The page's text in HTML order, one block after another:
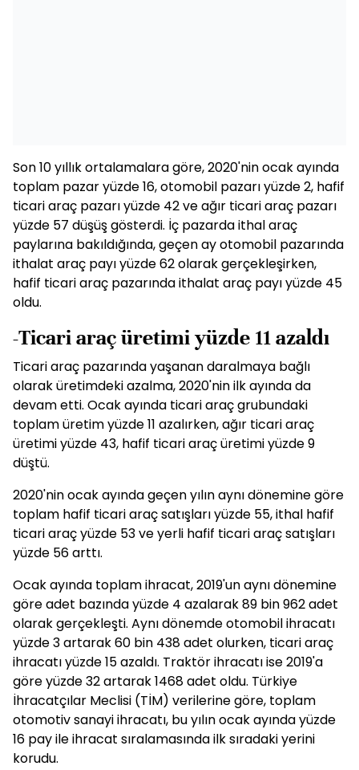
Son 10 yıllık ortalamalara göre, 2020'nin ocak ayında
toplam pazar yüzde 16, otomobil pazarı yüzde 2, hafif
ticari araç pazarı yüzde 42 ve ağır ticari araç pazarı
yüzde 57 düşüş gösterdi. İç pazarda ithal araç
paylarına bakıldığında, geçen ay otomobil pazarında
ithalat araç payı yüzde 62 olarak gerçekleşirken,
hafif ticari araç pazarında ithalat araç payı yüzde 45
oldu.
-Ticari araç üretimi yüzde 11 azaldı
Ticari araç pazarında yaşanan daralmaya bağlı
olarak üretimdeki azalma, 2020'nin ilk ayında da
devam etti. Ocak ayında ticari araç grubundaki
toplam üretim yüzde 11 azalırken, ağır ticari araç
üretimi yüzde 43, hafif ticari araç üretimi yüzde 9
düştü.
2020'nin ocak ayında geçen yılın aynı dönemine göre
toplam hafif ticari araç satışları yüzde 55, ithal hafif
ticari araç yüzde 53 ve yerli hafif ticari araç satışları
yüzde 56 arttı.
Ocak ayında toplam ihracat, 2019'un aynı dönemine
göre adet bazında yüzde 4 azalarak 89 bin 962 adet
olarak gerçekleşti. Aynı dönemde otomobil ihracatı
yüzde 3 artarak 60 bin 438 adet olurken, ticari araç
ihracatı yüzde 15 azaldı. Traktör ihracatı ise 2019'a
göre yüzde 32 artarak 1468 adet oldu. Türkiye
İhracatçılar Meclisi (TİM) verilerine göre, toplam
otomotiv sanayi ihracatı, bu yılın ocak ayında yüzde
16 pay ile ihracat sıralamasında ilk sıradaki yerini
korudu.